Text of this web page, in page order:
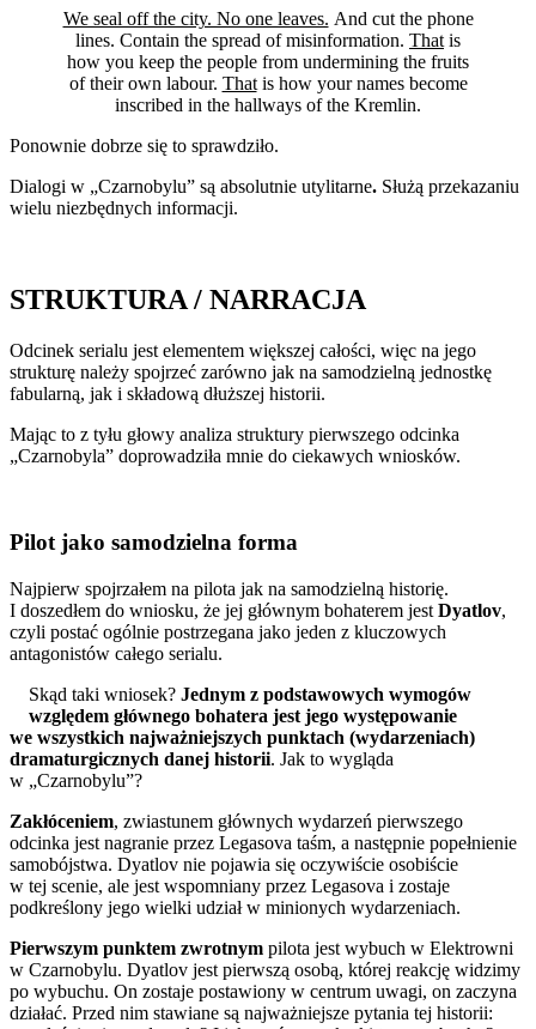
We seal off the city. No one leaves. And cut the phone
lines. Contain the spread of misinformation. That is
how you keep the people from undermining the fruits
of their own labour. Thatis how your names become
inscribed in the hallways of the Kremlin.
Ponownie dobrze się to sprawdziło.
Dialogi w „Czarnobylu” są absolutnie utylitarne. Służą przekazaniu
wielu niezbędnych informacji.
STRUKTURA / NARRACJA
Odcinek serialu jest elementem większej całości, więc na jego
strukturę należy spojrzeć zarówno jak na samodzielną jednostkę
fabularną, jak i składową dłuższej historii.
Mając to z tyłu głowy analiza struktury pierwszego odcinka
„Czarnobyla” doprowadziła mnie do ciekawych wniosków.
Pilot jako samodzielna forma
Najpierw spojrzałem na pilota jak na samodzielną historię.
I doszedłem do wniosku, że jej głównym bohaterem jest Dyatlov,
czyli postać ogólnie postrzegana jako jeden z kluczowych
antagonistów całego serialu.
Skąd taki wniosek? Jednym z podstawowych wymogów
względem głównego bohatera jest jego występowanie
we wszystkich najważniejszych punktach (wydarzeniach)
dramaturgicznych danej historii. Jak to wygląda
w „Czarnobylu”?
Zakłóceniem, zwiastunem głównych wydarzeń pierwszego
odcinka jest nagranie przez Legasova taśm, a następnie popełnienie
samobójstwa. Dyatlov nie pojawia się oczywiście osobiście
w tej scenie, ale jest wspomniany przez Legasova i zostaje
podkreślony jego wielki udział w minionych wydarzeniach.
Pierwszym punktem zwrotnym pilota jest wybuch w Elektrowni
w Czarnobylu. Dyatlov jest pierwszą osobą, której reakcję widzimy
po wybuchu. On zostaje postawiony w centrum uwagi, on zaczyna
działać. Przed nim stawiane są najważniejsze pytania tej historii: